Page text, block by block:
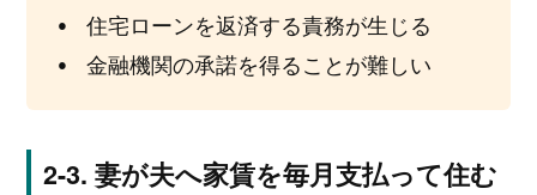
住宅ローンを返済する責務が生じる
金融機関の承諾を得ることが難しい
妻が夫へ家賃を毎月支払って住む